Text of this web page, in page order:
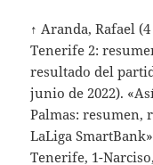
↑ Aranda, Rafael
Tenerife 2:
resultado del
junio de 2022).
Palmas: resumen,
LaLiga
Tenerife, 1-